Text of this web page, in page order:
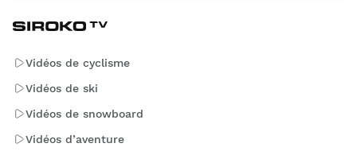
Vidéos de cyclisme
Vidéos de ski
Vidéos de snowboard
Vidéos d’aventure